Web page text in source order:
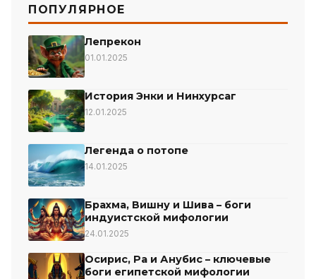
ПОПУЛЯРНОЕ
Лепрекон
01.01.2025
История Энки и Нинхурсаг
12.01.2025
Легенда о потопе
14.01.2025
Брахма, Вишну и Шива – боги
индуистской мифологии
24.01.2025
Осирис, Ра и Анубис – ключевые
боги египетской мифологии